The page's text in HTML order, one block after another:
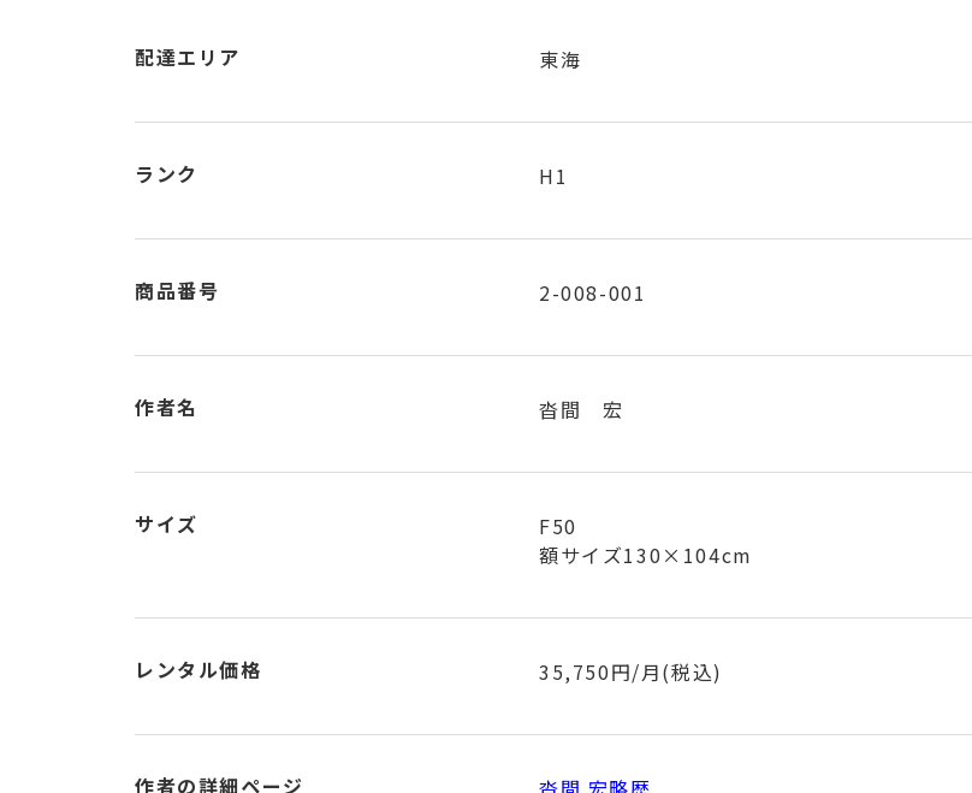
配達エリア 東海
ランク H1
商品番号 2-008-001
作者名 沓間 宏
サイズ
F50
額サイズ130×104cm
レンタル価格 35,750円/月(税込)
作者の詳細ページ